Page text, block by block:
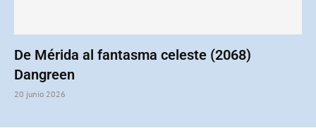
De Mérida al fantasma celeste (2068)
Dangreen
20 junio 2026